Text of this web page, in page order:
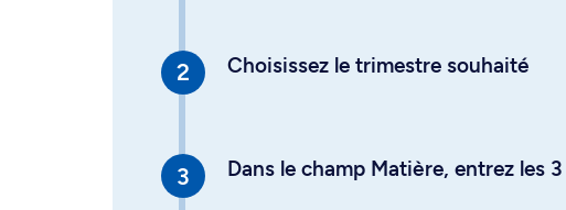
Choisissez le trimestre souhaité
Dans le champ Matière, entrez les